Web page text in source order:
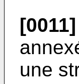
[0011]
une